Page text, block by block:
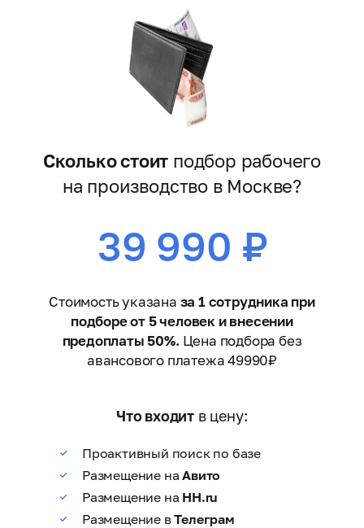
Сколько стоит подбор рабочего
на производство в Москве?
39 990 ₽
Стоимость указана за 1 сотрудника при
подборе от 5 человек и внесении
предоплаты 50%. Цена подбора без
авансового платежа 49990₽
Что входит в цену:
Проактивный поиск по базе
Размещение наАвито
Размещение на HH.ru
Размещение вТелеграм